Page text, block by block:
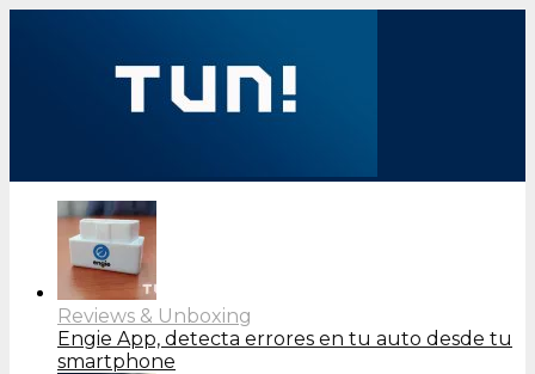
Reviews & Unboxing
Engie App, detecta errores en tu auto desde tu
smartphone